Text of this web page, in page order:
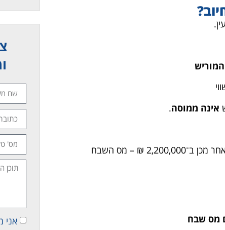
אינה ממוסה.
אם הדירה הייתה שווה 2,000,000 ₪ ביום הפטירה ונמכרה לאחר מכן ב־2,200,000 ₪ – מס השבח
מס שבח אני